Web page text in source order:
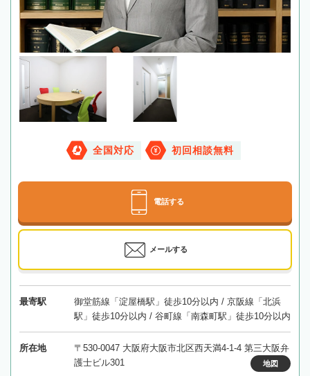
全国対応 初回相談無料
電話する
メールする
最寄駅
御堂筋線「淀屋橋駅」徒歩10分以内 / 京阪線「北浜
駅」徒歩10分以内 / 谷町線「南森町駅」徒歩10分以内
所在地
〒530-0047 大阪府大阪市北区西天満4-1-4 第三大阪弁
護士ビル301
地図